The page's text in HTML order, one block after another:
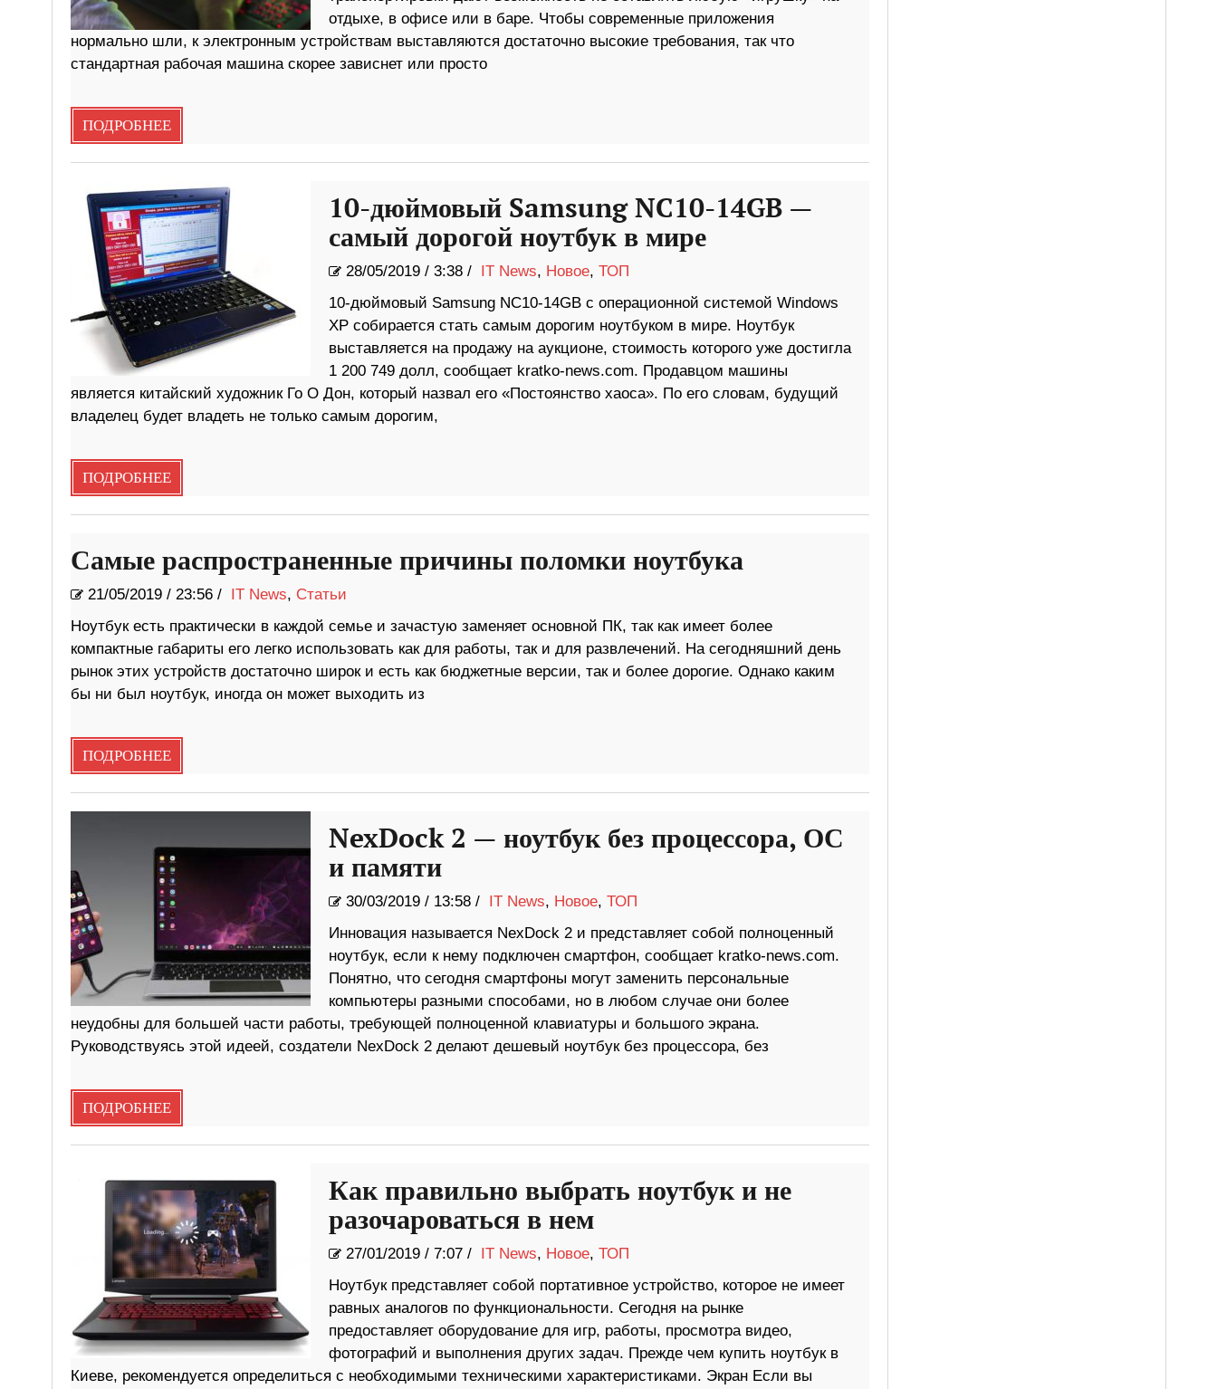
отдыхе, в офисе или в баре. Чтобы современные приложения
нормально шли, к электронным устройствам выставляются достаточно высокие требования, так что
стандартная рабочая машина скорее зависнет или просто
ПОДРОБНЕЕ
10-дюймовый Samsung NC10-14GB —
самый дорогой ноутбук в мире
28/05/2019/ 3:38 / IT News, Новое, ТОП
10-дюймовый Samsung NC10-14GB с операционной системой Windows
XP собирается стать самым дорогим ноутбуком в мире. Ноутбук
выставляется на продажу на аукционе, стоимость которого уже достигла
1 200 749 долл, сообщает kratko-news.com. Продавцом машины
является китайский художник Го О Дон, который назвал его «Постоянство хаоса». По его словам, будущий
владелец будет владеть не только самым дорогим,
ПОДРОБНЕЕ
Самые распространенные причины поломки ноутбука
21/05/2019/ 23:56 / IT News, Статьи
Ноутбук есть практически в каждой семье и зачастую заменяет основной ПК, так как имеет более
компактные габариты его легко использовать как для работы, так и для развлечений. На сегодняшний день
рынок этих устройств достаточно широк и есть как бюджетные версии, так и более дорогие. Однако каким
бы ни был ноутбук, иногда он может выходить из
ПОДРОБНЕЕ
NexDock 2 — ноутбук без процессора, ОС
и памяти
30/03/2019/ 13:58 / IT News, Новое, ТОП
Инновация называется NexDock 2 и представляет собой полноценный
ноутбук, если к нему подключен смартфон, сообщает kratko-news.com.
Понятно, что сегодня смартфоны могут заменить персональные
компьютеры разными способами, но в любом случае они более
неудобны для большей части работы, требующей полноценной клавиатуры и большого экрана.
Руководствуясь этой идеей, создатели NexDock 2 делают дешевый ноутбук без процессора, без
ПОДРОБНЕЕ
Как правильно выбрать ноутбук и не
разочароваться в нем
27/01/2019/ 7:07 / IT News, Новое, ТОП
Ноутбук представляет собой портативное устройство, которое не имеет
равных аналогов по функциональности. Сегодня на рынке
предоставляет оборудование для игр, работы, просмотра видео,
фотографий и выполнения других задач. Прежде чем купить ноутбук в
Киеве, рекомендуется определиться с необходимыми техническими характеристиками. Экран Если вы